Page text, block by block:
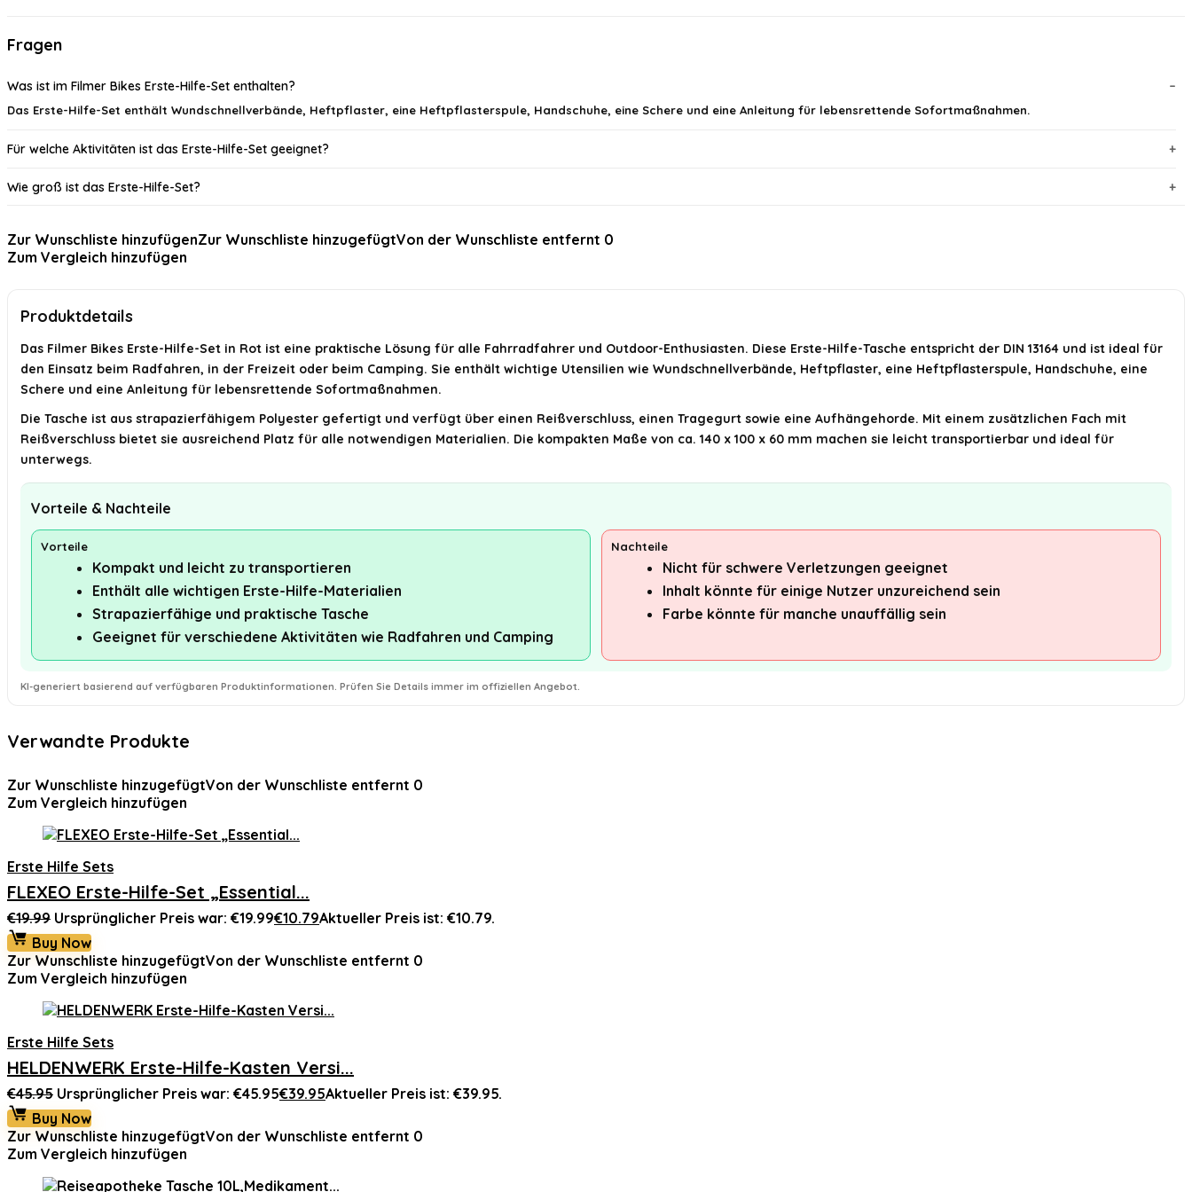
Fragen
Was ist im Filmer Bikes Erste-Hilfe-Set enthalten?
Das Erste-Hilfe-Set enthält Wundschnellverbände, Heftpflaster, eine Heftpflasterspule, Handschuhe, eine Schere und eine Anleitung für lebensrettende Sofortmaßnahmen.
Für welche Aktivitäten ist das Erste-Hilfe-Set geeignet?
Wie groß ist das Erste-Hilfe-Set?
Wie ist das Erste-Hilfe-Set verpackt?
Zur Wunschliste hinzufügenZur Wunschliste hinzugefügtVon der Wunschliste entfernt 0
Zum Vergleich hinzufügen
Produktdetails
Das Filmer Bikes Erste-Hilfe-Set in Rot ist eine praktische Lösung für alle Fahrradfahrer und Outdoor-Enthusiasten. Diese Erste-Hilfe-Tasche entspricht der DIN 13164 und ist ideal für
den Einsatz beim Radfahren, in der Freizeit oder beim Camping. Sie enthält wichtige Utensilien wie Wundschnellverbände, Heftpflaster, eine Heftpflasterspule, Handschuhe, eine
Schere und eine Anleitung für lebensrettende Sofortmaßnahmen.
Die Tasche ist aus strapazierfähigem Polyester gefertigt und verfügt über einen Reißverschluss, einen Tragegurt sowie eine Aufhängehorde. Mit einem zusätzlichen Fach mit
Reißverschluss bietet sie ausreichend Platz für alle notwendigen Materialien. Die kompakten Maße von ca. 140 x 100 x 60 mm machen sie leicht transportierbar und ideal für
unterwegs.
Vorteile & Nachteile
Vorteile
Kompakt und leicht zu transportieren
Enthält alle wichtigen Erste-Hilfe-Materialien
Strapazierfähige und praktische Tasche
Geeignet für verschiedene Aktivitäten wie Radfahren und Camping
Nachteile
Nicht für schwere Verletzungen geeignet
Inhalt könnte für einige Nutzer unzureichend sein
Farbe könnte für manche unauffällig sein
KI-generiert basierend auf verfügbaren Produktinformationen. Prüfen Sie Details immer im offiziellen Angebot.
Verwandte Produkte
Zur Wunschliste hinzugefügtVon der Wunschliste entfernt 0
Zum Vergleich hinzufügen
Erste Hilfe Sets
FLEXEO Erste-Hilfe-Set „Essential...
€19.99 Ursprünglicher Preis war: €19.99€10.79Aktueller Preis ist: €10.79.
Buy Now
Zur Wunschliste hinzugefügtVon der Wunschliste entfernt 0
Zum Vergleich hinzufügen
Erste Hilfe Sets
HELDENWERK Erste-Hilfe-Kasten Versi...
€45.95 Ursprünglicher Preis war: €45.95€39.95Aktueller Preis ist: €39.95.
Buy Now
Zur Wunschliste hinzugefügtVon der Wunschliste entfernt 0
Zum Vergleich hinzufügen